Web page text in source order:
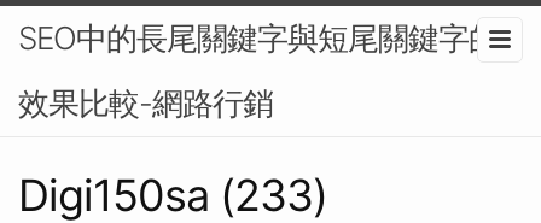
SEO中的長尾關鍵字與短尾關鍵字的
效果比較-網路行銷
Digi150sa (233)